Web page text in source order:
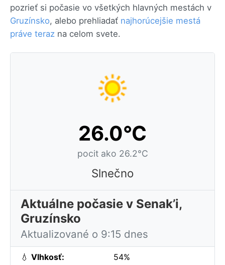
pozrieť si počasie vo všetkých hlavných mestách v
Gruzínsko, alebo prehliadať najhorúcejšie mestá
práve teraz na celom svete.
26.0°C
pocit ako 26.2°C
Slnečno
Aktuálne počasie v Senak’i,
Gruzínsko
Aktualizované o 9:15 dnes
💧 Vlhkosť: 54%